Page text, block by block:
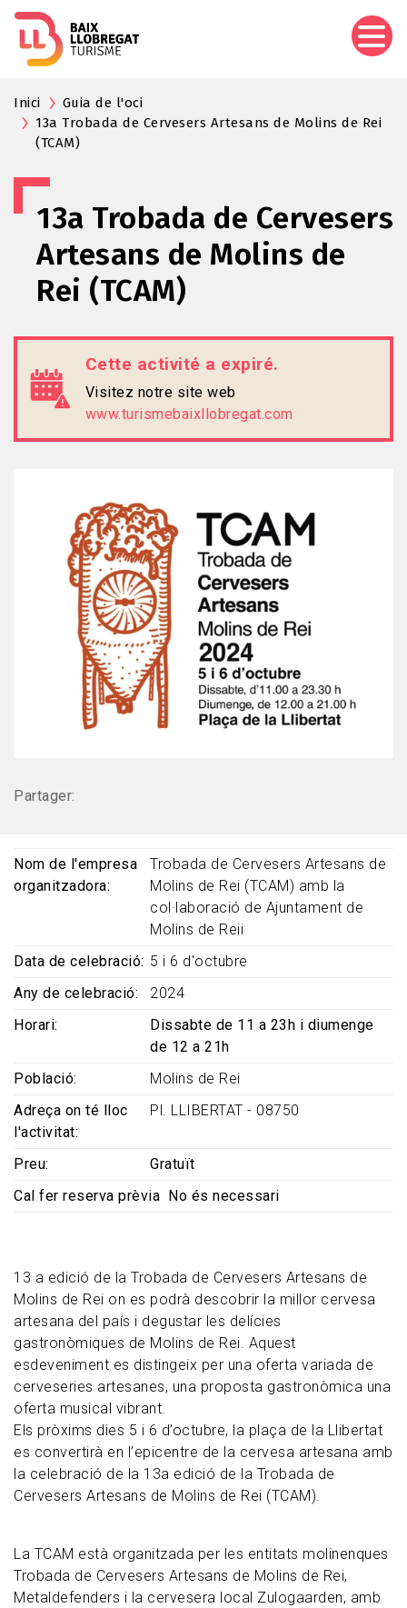
Inici
Guia de l'oci
13a Trobada de Cervesers Artesans de Molins de Rei
(TCAM)
13a Trobada de Cervesers
Artesans de Molins de
Rei (TCAM)
Cette activité a expiré.
Visitez notre site web
www.turismebaixllobregat.com
Partager:
13 a edició de la Trobada de Cervesers Artesans de
Molins de Rei on es podrà descobrir la millor cervesa
artesana del país i degustar les delícies
gastronòmiques de Molins de Rei. Aquest
esdeveniment es distingeix per una oferta variada de
cerveseries artesanes, una proposta gastronòmica una
oferta musical vibrant.
Els pròxims dies 5 i 6 d’octubre, la plaça de la Llibertat
es convertirà en l’epicentre de la cervesa artesana amb
la celebració de la 13a edició de la Trobada de
Cervesers Artesans de Molins de Rei (TCAM).
La TCAM està organitzada per les entitats molinenques
Trobada de Cervesers Artesans de Molins de Rei,
Metaldefenders i la cervesera local Zulogaarden, amb
Nom de l'empresa
organitzadora
Trobada de Cervesers Artesans de
Molins de Rei (TCAM) amb la
col·laboració de Ajuntament de
Molins de Reii
Data de celebració 5 i 6 d'octubre
Any de celebració
2024
Horari
Dissabte de 11 a 23h i diumenge
de 12 a 21h
Població
Molins de Rei
Adreça on té lloc
l'activitat
Pl. LLIBERTAT - 08750
Preu
Gratuït
Cal fer reserva prèvia
No és necessari